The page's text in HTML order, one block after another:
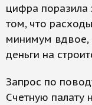
цифра поразила
том, что
минимум вдвое,
деньги на
Запрос по
Счетную палату